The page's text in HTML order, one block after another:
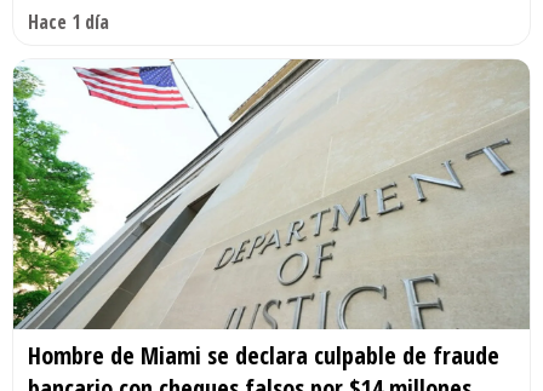
Hace 1 día
Hombre de Miami se declara culpable de fraude